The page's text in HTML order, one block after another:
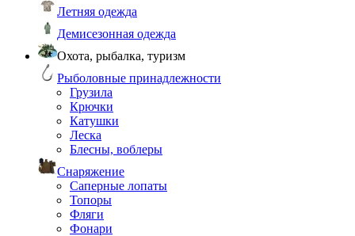
Летняя одежда
Демисезонная одежда
Охота, рыбалка, туризм
Рыболовные принадлежности
Грузила
Крючки
Катушки
Леска
Блесны, воблеры
Снаряжение
Саперные лопаты
Топоры
Фляги
Фонари